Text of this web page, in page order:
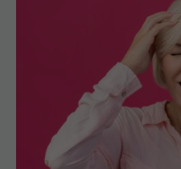
Femeile, mai expuse la